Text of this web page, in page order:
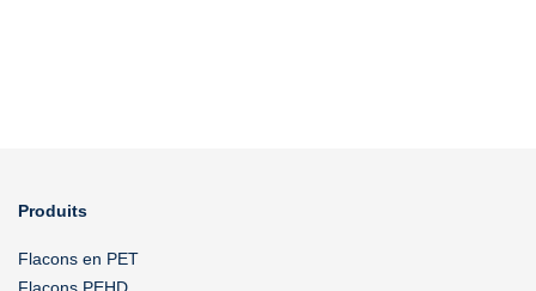
Produits
Flacons en PET